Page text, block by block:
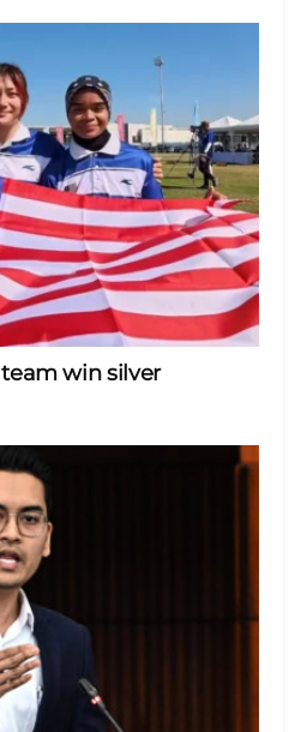
team win silver